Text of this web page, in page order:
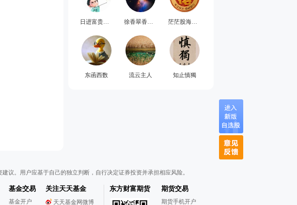
日进富贵地钱串子 徐香翠香修文 茫茫股海的交易人
东函西数 流云主人 知止慎獨
议。用户应基于自己的独立判断，自行决定证券投资并承担相应风险。
基金交易
基金开户
关注天天基金
天天基金网微博
东方财富期货 期货交易
期货手机开户